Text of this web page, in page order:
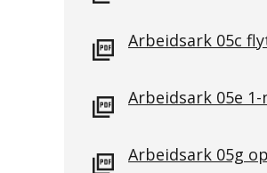
Arbeidsark 05c
Arbeidsark 05e
Arbeidsark 05g